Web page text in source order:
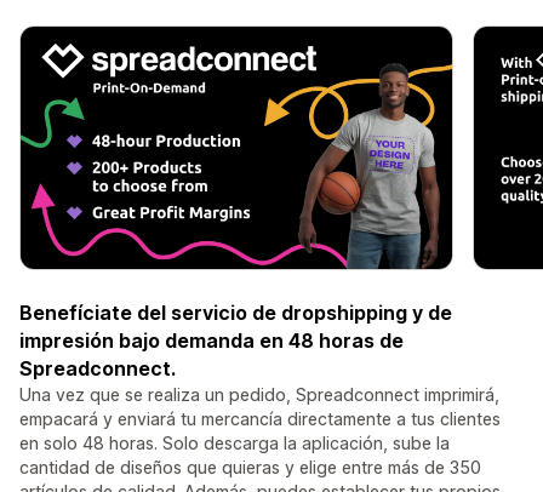
Benefíciate del servicio de dropshipping y de
impresión bajo demanda en 48 horas de
Spreadconnect.
Una vez que se realiza un pedido, Spreadconnect imprimirá,
empacará y enviará tu mercancía directamente a tus clientes
en solo 48 horas. Solo descarga la aplicación, sube la
cantidad de diseños que quieras y elige entre más de 350